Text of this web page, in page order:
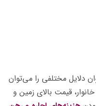
دلایل مختلفی را می‌توان
قیمت بالای زمین و